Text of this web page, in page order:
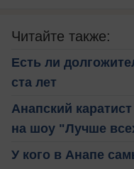
Читайте также:
Есть ли
ста лет
Анапский
на шоу "Лучше
У кого в Анапе